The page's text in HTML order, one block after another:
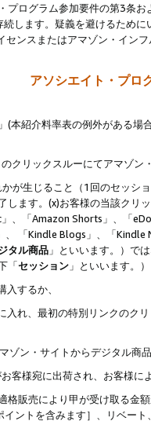
プログラム参加要件の第3条
します。疑義を避けるため
センスまたはアマゾン・イン
アソシエイト・プロ
」(本紹介料率表の例外がある
クリックスルーにてアマゾン
が生じること（1回のセッシ
します。(x)お客様の当該ク
、「Amazon Shorts」、「
、 「Kindle Blogs」、「
タル商品 」といいます。）で
「セッション 」といいます。
するか、
入れ、最初の特別リンクのク
ゾン・サイトからデジタル
客様宛に出荷され、お客様
格販売により甲が受け取る金
ントを含みます］、リベー